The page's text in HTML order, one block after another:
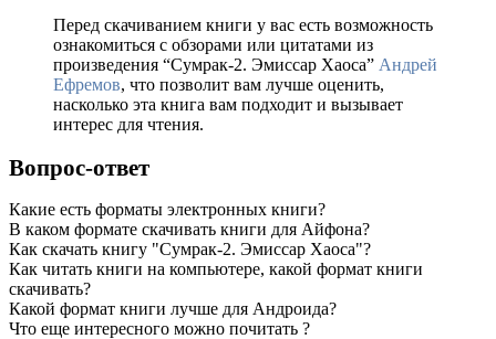
Перед скачиванием книги у вас есть возможность
ознакомиться с обзорами или цитатами из
произведения “Сумрак-2. Эмиссар Хаоса” Андрей
Ефремов, что позволит вам лучше оценить,
насколько эта книга вам подходит и вызывает
интерес для чтения.
Вопрос-ответ
Какие есть форматы электронных книги?
В каком формате скачивать книги для Айфона?
Как скачать книгу "Сумрак-2. Эмиссар Хаоса"?
Как читать книги на компьютере, какой формат книги
скачивать?
Какой формат книги лучше для Андроида?
Что еще интересного можно почитать ?